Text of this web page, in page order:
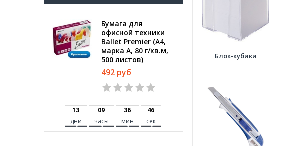
Бумага для
офисной техники
Ballet Premier (А4,
марка A, 80 г/кв.м,
500 листов)
492 руб
13
дни
09
часы
36
мин
45
сек
Блок-кубики